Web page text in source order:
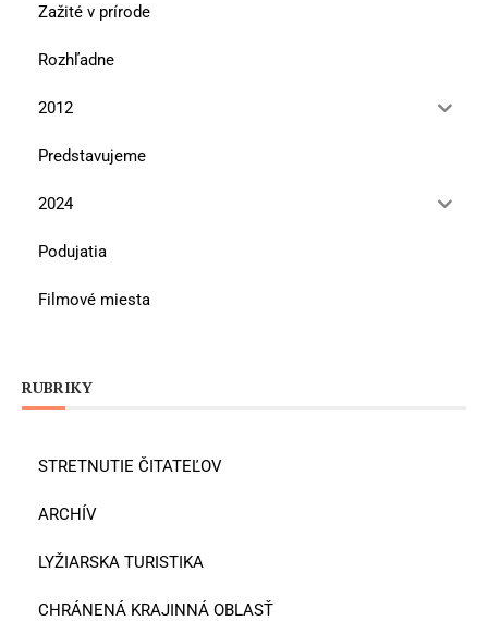
Zažité v prírode
Rozhľadne
2012
Predstavujeme
2024
Podujatia
Filmové miesta
RUBRIKY
STRETNUTIE ČITATEĽOV
ARCHÍV
LYŽIARSKA TURISTIKA
CHRÁNENÁ KRAJINNÁ OBLASŤ